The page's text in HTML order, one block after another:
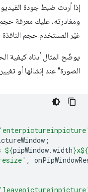
إذا أردت ضبط جودة
ومغادرته، عليك معرفة حجم
غيّر المستخدم حجم النافذة
يوضّح المثال أدناه كيفية
الصورة" عند إنشائها أو
;
${pipWindow.width}x${
,